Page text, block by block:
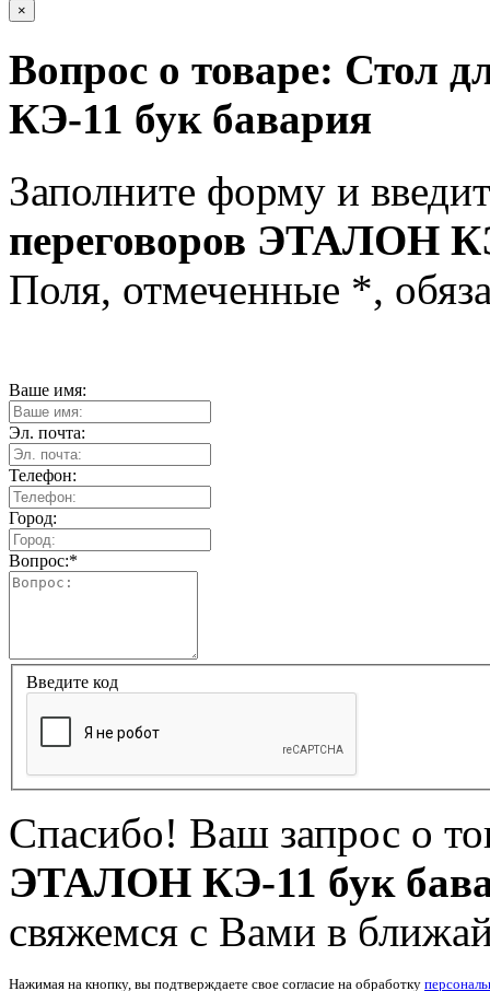
×
Вопрос о товаре: Стол
КЭ-11 бук бавария
Заполните форму и
переговоров ЭТАЛОН
Поля, отмеченные *,
Ваше имя:
Эл. почта:
Телефон:
Город:
Вопрос:*
Введите код
Спасибо! Ваш запрос о
ЭТАЛОН КЭ-11 бук
свяжемся с Вами в
Нажимая на кнопку, вы подтверждаете свое согласие на обработку